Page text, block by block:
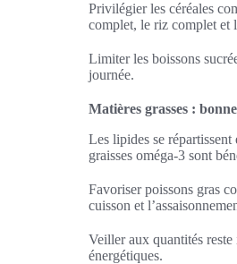
Privilégier les céréales
complet, le riz complet et
Limiter les boissons
journée.
Matières grasses :
Les lipides se
graisses oméga-3 sont
Favoriser poissons gras
cuisson et
Veiller aux quantités
énergétiques.